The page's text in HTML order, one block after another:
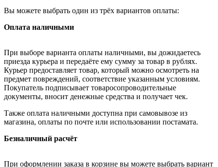
Вы можете выбрать один из трёх вариантов оплаты:
Оплата наличными
При выборе варианта оплаты наличными, вы дожидаетесь
приезда курьера и передаёте ему сумму за товар в рублях.
Курьер предоставляет товар, который можно осмотреть на
предмет повреждений, соответствие указанным условиям.
Покупатель подписывает товаросопроводительные
документы, вносит денежные средства и получает чек.
Также оплата наличными доступна при самовывозе из
магазина, оплаты по почте или использовании постамата.
Безналичный расчёт
При оформлении заказа в корзине вы можете выбрать вариант